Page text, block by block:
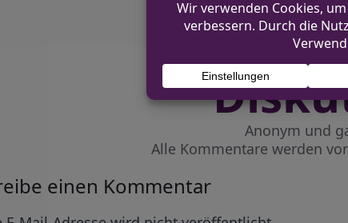
Anonym und
Alle Kommentare werden
einen Kommentar